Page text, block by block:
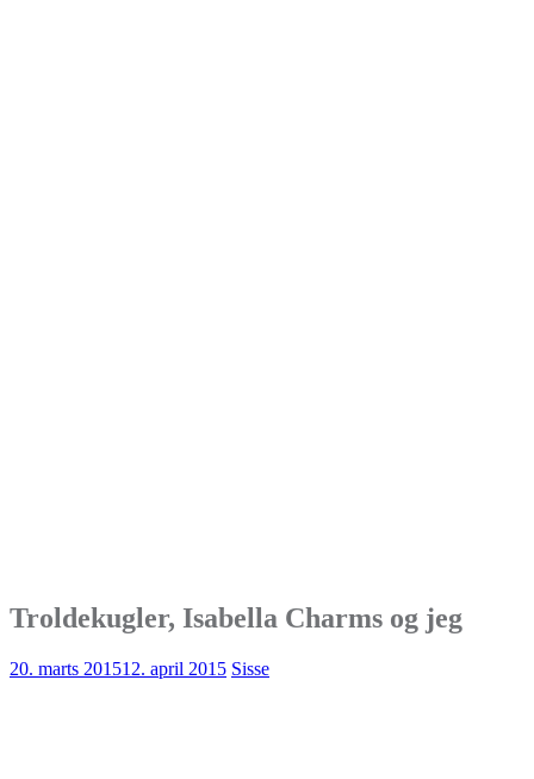
Troldekugler, Isabella Charms og jeg
20. marts 201512. april 2015 Sisse